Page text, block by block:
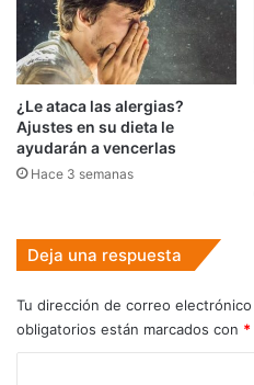
¿Le ataca las alergias?
Ajustes en su dieta le
ayudarán a vencerlas
Hace 3 semanas
Deja una respuesta
Tu dirección de correo
obligatorios están marcados con *